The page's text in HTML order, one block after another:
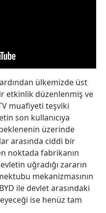
ülkemizde üst
etkinlik düzenlenmiş ve
muafiyeti teşviki
son kullanıcıya
beklenenin üzerinde
arasında ciddi bir
noktada fabrikanın
uğradığı zararın
mekanizmasının
ile devlet arasındaki
ise henüz tam